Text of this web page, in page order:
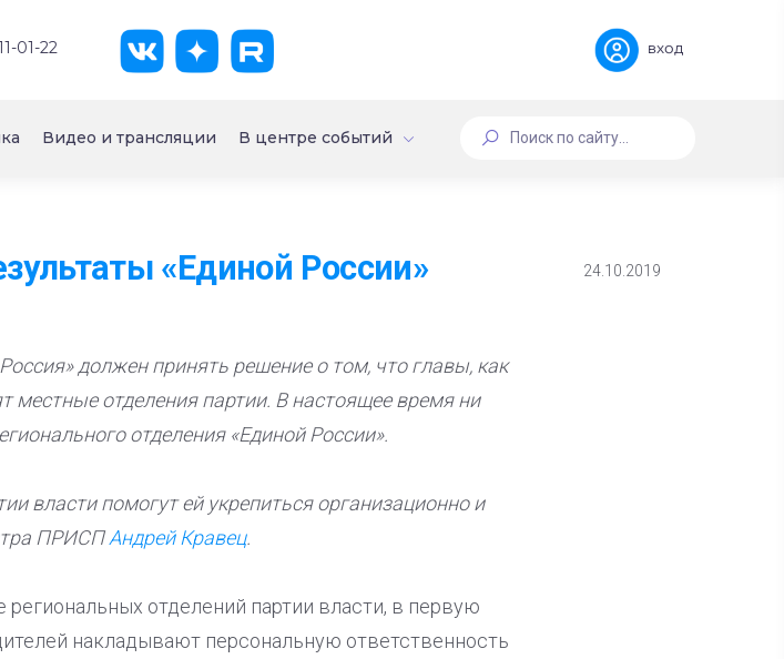
01-22 вход
Видео и трансляции В центре событий
«Единой России» 24.10.2019
должен принять решение о том, что главы, как
местные отделения партии. В настоящее время ни
отделения «Единой России».
власти помогут ей укрепиться организационно и
ПРИСПАндрей Кравец.
региональных отделений партии власти, в первую
накладывают персональную ответственность